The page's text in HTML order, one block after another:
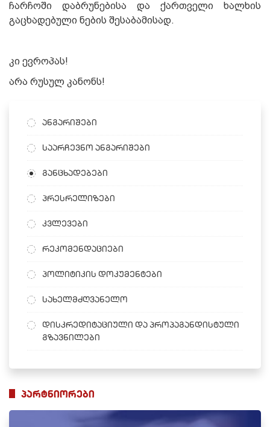
ჩარჩოში დაბრუნებისა და ქართველი ხალხის
გაცხადებული ნების შესაბამისად.
კი ევროპას!
არა რუსულ კანონს!
ანგარიშები
საარჩევნო ანგარიშები
განცხადებები
პრესრელიზები
კვლევები
რეკომენდაციები
პოლიტიკის დოკუმენტები
სახელმძღვანელო
დისკრედიტაციული და პროპაგანდისტული
გზავნილები
პარტნიორები